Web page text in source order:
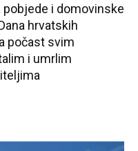
pobjede i domovinske
hrvatskih
počast svim
i umrlim